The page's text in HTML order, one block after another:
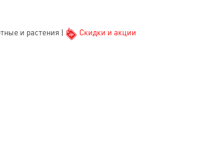
и растения | Скидки и акции